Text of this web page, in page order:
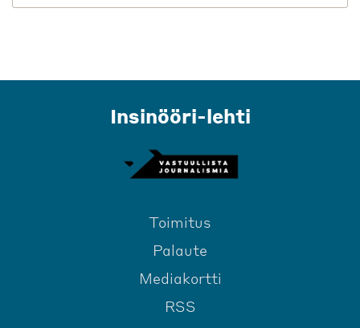
Insinööri-lehti
Toimitus
Palaute
Mediakortti
RSS